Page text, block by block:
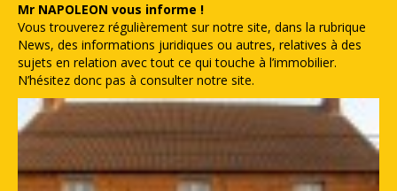
Mr NAPOLEON vous informe !
Vous trouverez régulièrement sur notre site, dans la rubrique
News, des informations juridiques ou autres, relatives à des
sujets en relation avec tout ce qui touche à l’immobilier.
N’hésitez donc pas à consulter notre site.